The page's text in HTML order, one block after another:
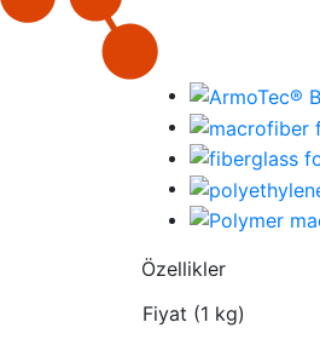
Özellikler
Fiyat (1 kg)